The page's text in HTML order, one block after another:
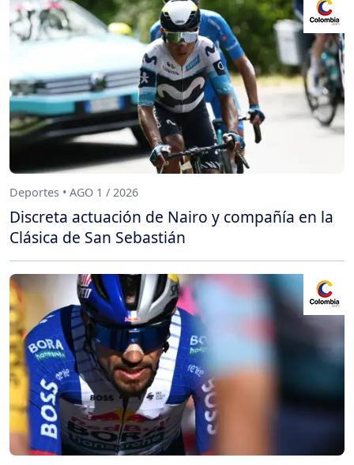
Deportes • AGO 1 / 2026
Discreta actuación de Nairo y compañía en la
Clásica de San Sebastián